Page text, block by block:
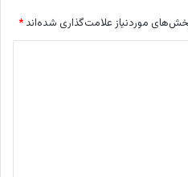
موردنیاز علامت‌گذاری شده‌اند *